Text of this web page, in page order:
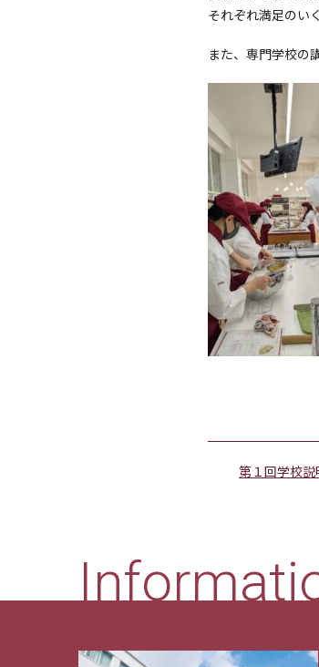
それぞれ満足のい
また、専門学校の
第１回学校